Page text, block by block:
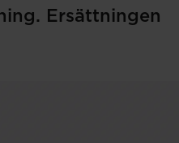
Ersättningen